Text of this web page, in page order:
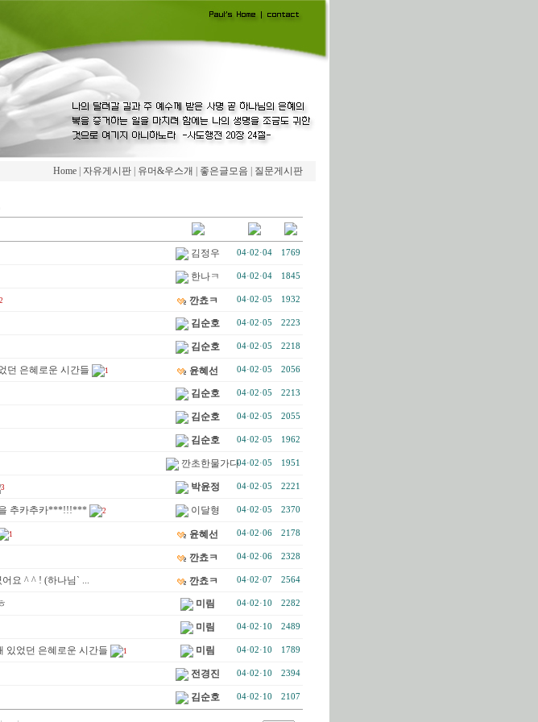
Home| 자유게시판| 유머&우스개 좋은글모음 질문게시판
김정우 04·02·04 1769
한나ㅋ 04·02·04 1845
깐쵸ㅋ 04·02·05 1932
김순호 04·02·05 2223
김순호 04·02·05 2218
던 은혜로운 시간들 1 윤혜선 04·02·05 2056
김순호 04·02·05 2213
김순호 04·02·05 2055
김순호 04·02·05 1962
깐초한물가다04·02·05 1951
3 박윤정 04·02·05 2221
추카추카***!!!*** 2 이달형 04·02·05 2370
1 윤혜선 04·02·06 2178
깐쵸ㅋ 04·02·06 2328
요 ^ ^ ! (하나님` ... 깐쵸ㅋ 04·02·07 2564
미림 04·02·10 2282
미림 04·02·10 2489
있었던 은혜로운 시간들 1 미림 04·02·10 1789
전경진 04·02·10 2394
김순호 04·02·10 2107